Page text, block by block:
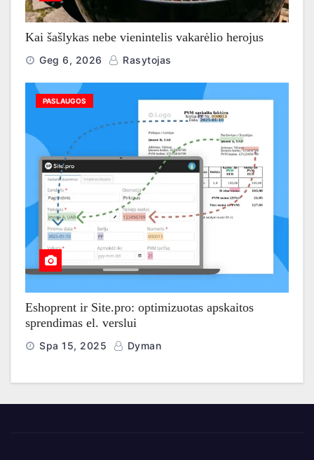
Kai šašlykas nebe vienintelis vakarėlio herojus
Geg 6, 2026 Rasytojas
PASLAUGOS
Eshoprent ir Site.pro: optimizuotas apskaitos
sprendimas el. verslui
Spa 15, 2025 Dyman